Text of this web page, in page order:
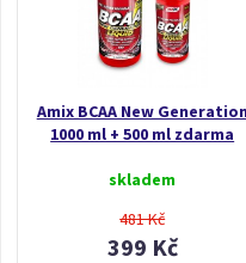
Amix BCAA New Generation
1000 ml + 500 ml zdarma
skladem
481 Kč
399 Kč